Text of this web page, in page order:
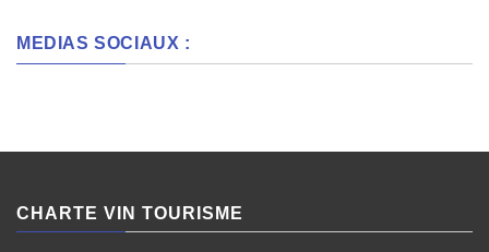
MEDIAS SOCIAUX :
CHARTE VIN TOURISME